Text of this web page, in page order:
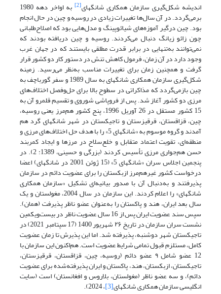
اندیشه شکل‌گیری سازمان همکاری شانگهای[2] به اواخر دهه 1980
بر‌می‌گردد. در آن سال‌ها تغییرات زیادی در روسیه و چین در حال انجام
بود. چین درگیر آموزه‌های شیائوپینگ و مدل‌هایی بود که اصلاح‌طلبانی
چون زائو زیانگ دنبال می‌کردند. روسیه و چین دریافته بودند که
نمی‌توانند به‌تنهایی در برابر قدرت مطلقی بایستند که در جهان غرب
وجود دارد در آن زمان، فرمول کاهش تنش در دستور کار دو کشور قرار
گرفت و همچنین زمان برای تغییرات مناسب به‌نظر می‌رسید. زمینه
شکل‌گیری سازمان همکاری شانگهای به سال 1989 و سفر گورباچف به
چین بازمی‌گردد که مذاکراتی در سطوح بالا برای حل‌وفصل اختلاف‌های
مرزی دو کشور آغاز شد. پس از فروپاشی شوروی و تقسیم قلمرو آن به
15 کشور مستقل در 26 آوریل 1996، پنج کشور هم‌مرز یعنی روسیه،
چین، قزاقستان، قرقیزستان و تاجیکستان در شهر شانگهای گرد هم
آمدند و گروه موسوم به «شانگهای 5» را با هدف حل اختلاف‌های مرزی و
منطقه‌ای، تقویت اعتماد متقابل و خلع‌سلاح در مرزها و ایجاد کمربند
حسن هم‌جواری مرزی تأسیس کردند (بزرگی و حسینی، 1389: 2). در
پنجمین اجلاس سران «شانگهای 5» (15 ژوئن 2001 در شانگهای) اعضا
درخواست کشور غیرهم‌مرز ازبکستان را برای عضویت دائم در سازمان
پذیرفتند و به‌دنبال آن با صدور بیانیه‌ای تشکیل «سازمان همکاری
شانگهای» را اعلام‌ کردند. این سازمان در سال 2004، مغولستان و یک
سال بعد ایران، هند و پاکستان را به‌عنوان عضو ناظر پذیرفت (همان).
سپس سند عضویت ایران پس از 16 سال عضویت ناظر در بیست‌ویکمین
نشست سران سازمان در تاریخ ۲۶ شهریور 1400 (17 سپتامبر 2021) در
تاجیکستان شهر دوشنبه، پذیرفته شد. اما این پذیرش تا زمان عضویت
کامل، مستلزم قبول تمامی شرایط عضویت است. هم‌اکنون این سازمان با
12 عضو شامل ۹ عضو دائم (روسیه، چین، قزاقستان، قرقیزستان،
تاجیکستان، ازبکستان، هند، پاکستان ‌و ایران پذیرفته‌شده برای عضویت
دائم)، و سه عضو ناظر (مغولستان، بلاروس و افغانستان) است (سایت
انگلیسی سازمان همکاری شانگهای[3] ، 2024).